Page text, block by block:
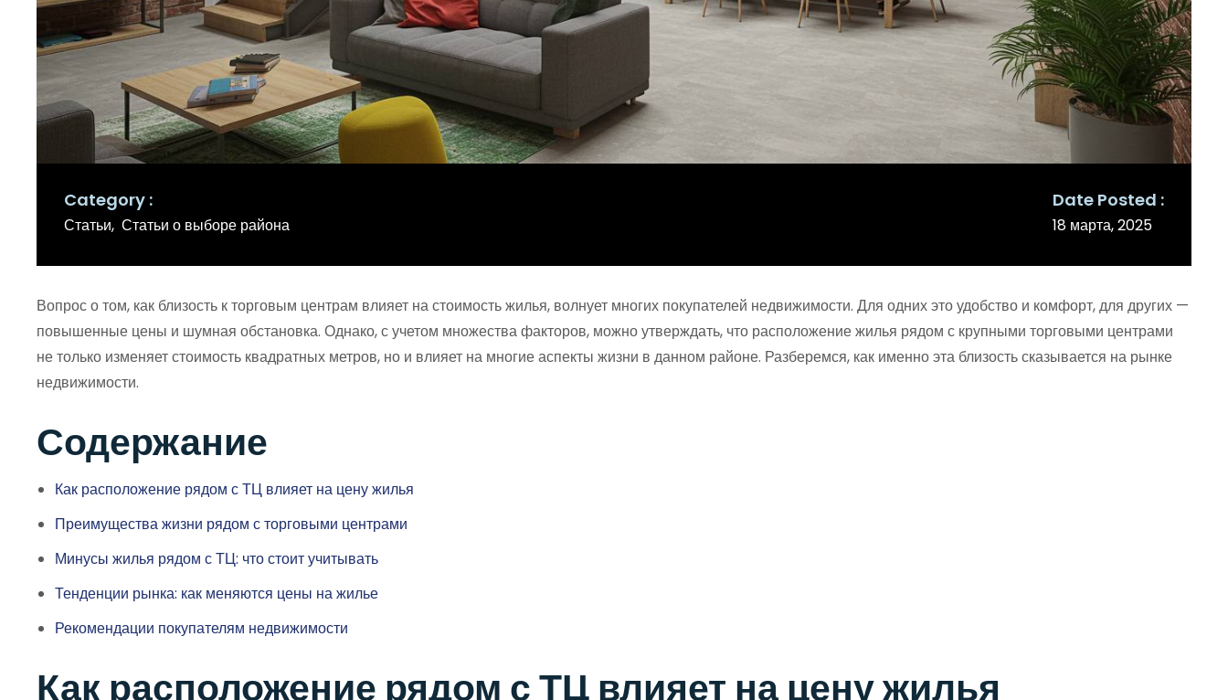
Category
Статьи Статьи о выборе района
Date Posted
18 марта, 2025
Вопрос о том, как близость к торговым центрам влияет на стоимость жилья, волнует многих покупателей недвижимости. Для одних это удобство и комфорт, для других —
повышенные цены и шумная обстановка. Однако, с учетом множества факторов, можно утверждать, что расположение жилья рядом с крупными торговыми центрами
не только изменяет стоимость квадратных метров, но и влияет на многие аспекты жизни в данном районе. Разберемся, как именно эта близость сказывается на рынке
недвижимости.
Содержание
Как расположение рядом с ТЦ влияет на цену жилья
Преимущества жизни рядом с торговыми центрами
Минусы жилья рядом с ТЦ: что стоит учитывать
Тенденции рынка: как меняются цены на жилье
Рекомендации покупателям недвижимости
Как расположение рядом с ТЦ влияет на цену жилья